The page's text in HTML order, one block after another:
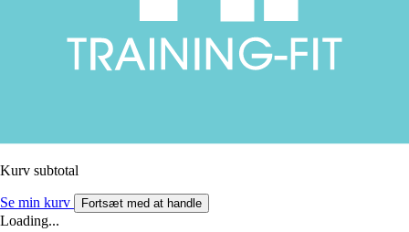
Kurv subtotal
Se min kurv Fortsæt med at handle
Loading...